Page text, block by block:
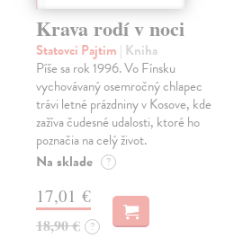
Krava rodí v noci
Statovci Pajtim | Kniha
Píše sa rok 1996. Vo Fínsku
vychovávaný osemročný chlapec
trávi letné prázdniny v Kosove, kde
zažíva čudesné udalosti, ktoré ho
poznačia na celý život.
Na sklade ?
17,01 €
18,90 € ?